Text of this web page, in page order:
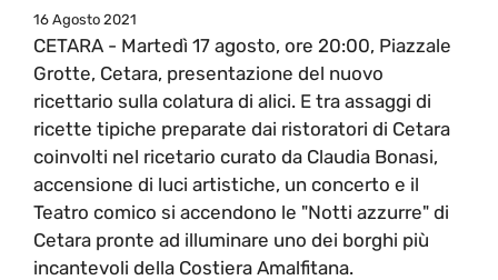
16 Agosto 2021
CETARA - Martedì 17 agosto, ore 20:00, Piazzale
Grotte, Cetara, presentazione del nuovo
ricettario sulla colatura di alici. E tra assaggi di
ricette tipiche preparate dai ristoratori di Cetara
coinvolti nel ricetario curato da Claudia Bonasi,
accensione di luci artistiche, un concerto e il
Teatro comico si accendono le "Notti azzurre" di
Cetara pronte ad illuminare uno dei borghi più
incantevoli della Costiera Amalfitana.